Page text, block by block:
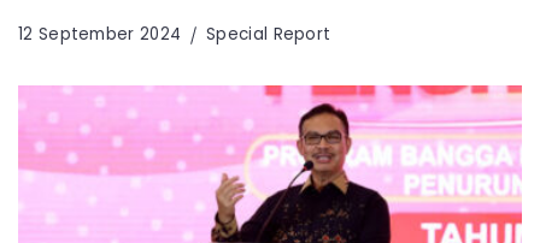
12 September 2024 Special Report